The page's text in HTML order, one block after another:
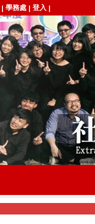
| 學務處 | 登入 |